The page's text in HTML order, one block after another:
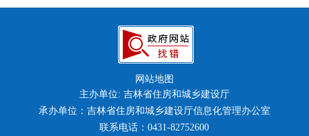
网站地图
主办单位: 吉林省住房和城乡建设厅
承办单位：吉林省住房和城乡建设厅信息化管理办公室
联系电话：0431-82752600